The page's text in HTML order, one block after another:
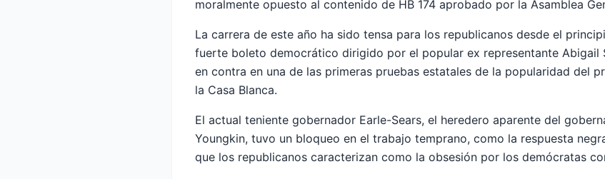
moralmente opuesto al contenido de HB 174 aprobado por la Asamblea
La carrera de este año ha sido tensa para los republicanos desde el
fuerte boleto democrático dirigido por el popular ex representante Abigail
en contra en una de las primeras pruebas estatales de la popularidad del
la Casa Blanca.
El actual teniente gobernador Earle-Sears, el heredero aparente del
Youngkin, tuvo un bloqueo en el trabajo temprano, como la respuesta
que los republicanos caracterizan como la obsesión por los demócratas